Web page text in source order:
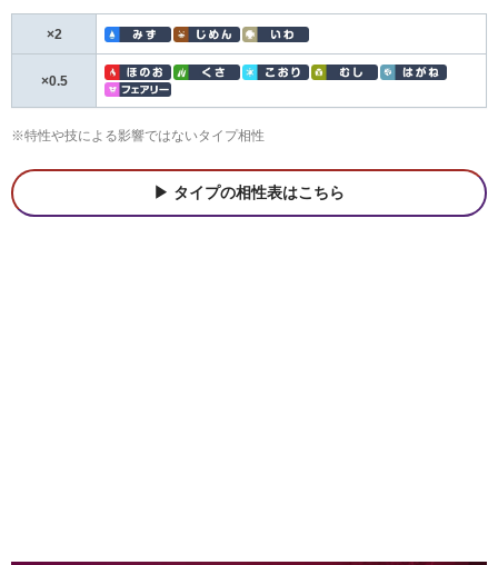
×2
×0.5
※特性や技による影響ではないタイプ相性
タイプの相性表はこちら